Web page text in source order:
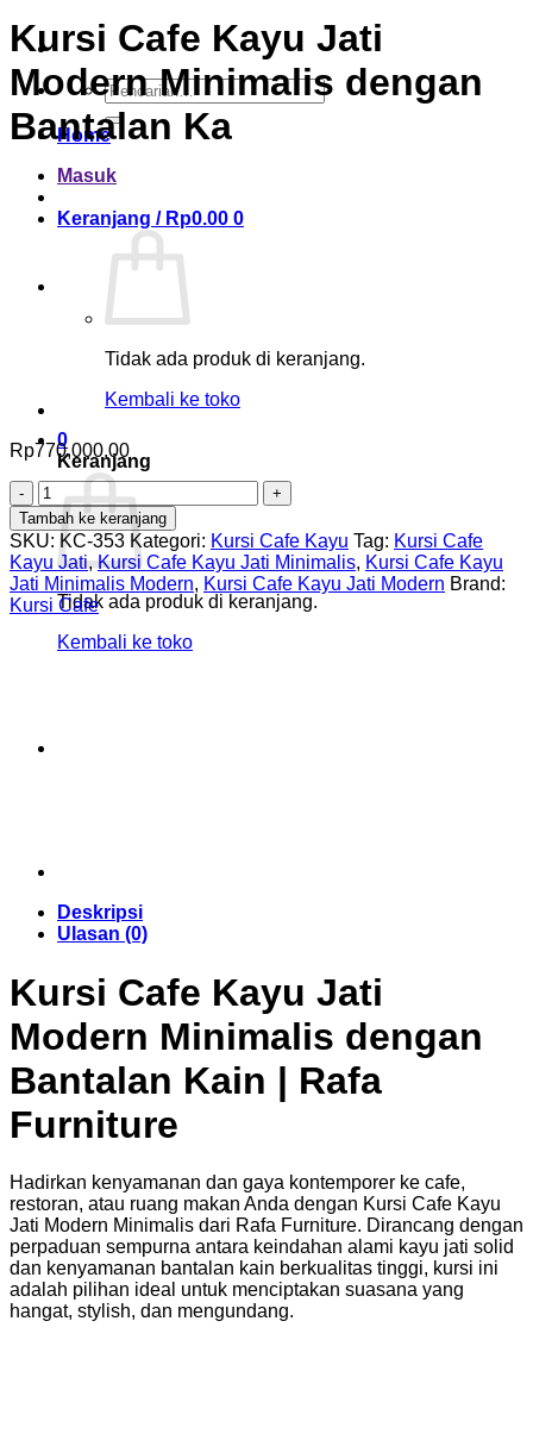
Pencarian
untuk:
Home
Masuk
Keranjang / Rp0.00 0
Tidak ada produk di keranjang.
Kembali ke toko
0
Keranjang
Tidak ada produk di keranjang.
Kembali ke toko
Kursi Cafe Kayu Jati
Modern Minimalis dengan
Bantalan Ka
Rp770,000.00
Kuantitas
Kursi
Cafe
Kayu
Jati
Modern
Minimalis
dengan
Tambah ke keranjang
SKU: KC-353 Kategori: Kursi Cafe Kayu Tag: Kursi Cafe
Kayu Jati,Kursi Cafe Kayu Jati Minimalis, Kursi Cafe Kayu
Jati Minimalis Modern, Kursi Cafe Kayu Jati Modern Brand:
Kursi Cafe
Deskripsi
Ulasan (0)
Kursi Cafe Kayu Jati
Modern Minimalis dengan
Bantalan Kain | Rafa
Furniture
Hadirkan kenyamanan dan gaya kontemporer ke cafe,
restoran, atau ruang makan Anda dengan Kursi Cafe Kayu
Jati Modern Minimalis dari Rafa Furniture. Dirancang dengan
perpaduan sempurna antara keindahan alami kayu jati solid
dan kenyamanan bantalan kain berkualitas tinggi, kursi ini
adalah pilihan ideal untuk menciptakan suasana yang
hangat, stylish, dan mengundang.